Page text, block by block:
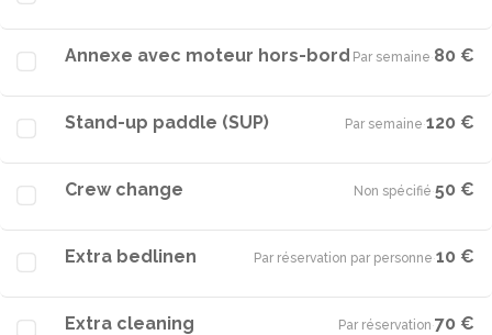
Annexe avec moteur hors-bord Par semaine·80 €
Stand-up paddle (SUP) Par semaine·120 €
Crew change Non spécifié·50 €
Extra bedlinen Par réservation par personne·10 €
Extra cleaning Par réservation·70 €